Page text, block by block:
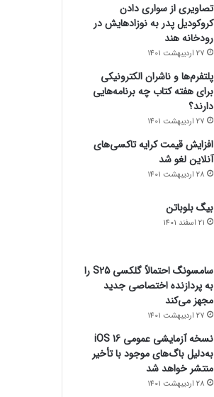
تصاویری از سواری دادن
کروکودیل پدر به نوزادهایش در
رودخانه هند
27 اردیبهشت 1401
پلتفرم‌ها و ناشران الکترونیکی
برای هفته کتاب چه برنامه‌هایی
دارند؟
27 اردیبهشت 1401
افزایش قیمت کرایه تاکسی‌های
آنلاین لغو شد
28 اردیبهشت 1401
بیگ بلوباتن
21 اسفند 1401
سامسونگ احتمالاً گلکسی S25 را
به پردازنده اختصاصی جدید
مجهز می‌کند
27 اردیبهشت 1401
نسخه آزمایشی عمومی iOS 16
به‌دلیل باگ‌های موجود با تأخیر
منتشر خواهد شد
28 اردیبهشت 1401